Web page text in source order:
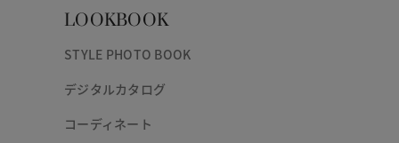
LOOKBOOK
STYLE PHOTO BOOK
デジタルカタログ
コーディネート